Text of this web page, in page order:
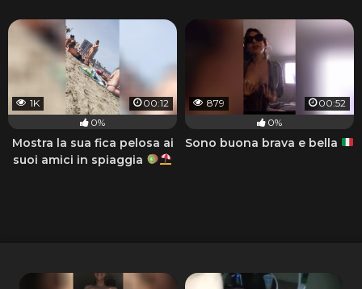
1K
00:12
0%
Mostra la sua fica pelosa ai
suoi amici in spiaggia
879
00:52
0%
Sono buona brava e bella